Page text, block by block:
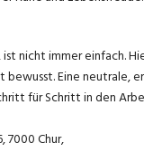
nicht immer einfach.
Eine neutrale,
für Schritt in den
7000 Chur,